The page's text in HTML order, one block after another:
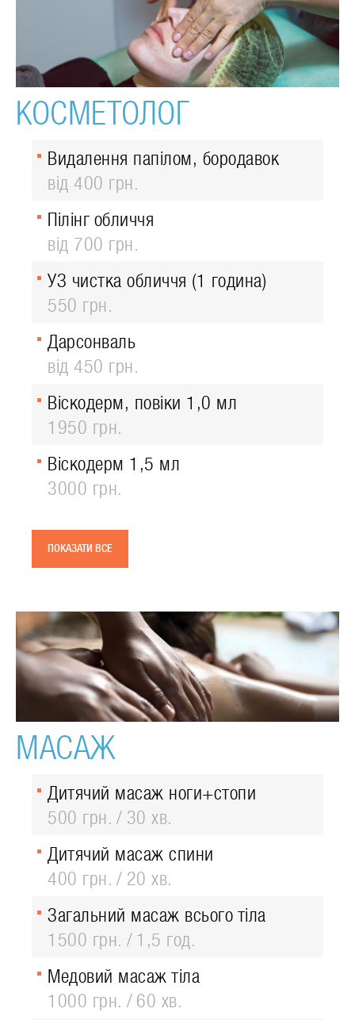
КОСМЕТОЛОГ
Видалення папілом, бородавок
від 400 грн.
Пілінг обличчя
від 700 грн.
УЗ чистка обличчя (1 година)
550 грн.
Дарсонваль
від 450 грн.
Віскодерм, повіки 1,0 мл
1950 грн.
Віскодерм 1,5 мл
3000 грн.
ПОКАЗАТИ ВСЕ
МАСАЖ
Дитячий масаж ноги+стопи
500 грн.
30 хв.
Дитячий масаж спини
400 грн.
20 хв.
Загальний масаж всього тіла
1500 грн.
1,5 год.
Медовий масаж тіла
1000 грн.
60 хв.